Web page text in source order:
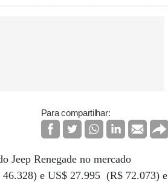
Para compartilhar:
Jeep Renegade no mercado
e US$ 27.995 (R$ 72.073) e